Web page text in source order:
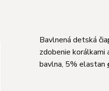
Bavlnená detská
zdobenie korálkami
bavlna, 5% elastan